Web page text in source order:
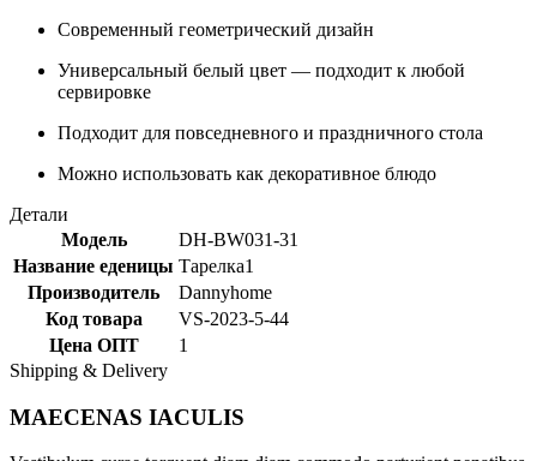
Современный геометрический дизайн
Универсальный белый цвет — подходит к любой
сервировке
Подходит для повседневного и праздничного стола
Можно использовать как декоративное блюдо
Детали
Модель
DH-BW031-31
Название еденицы Тарелка1
Производитель
Dannyhome
Код товара
VS-2023-5-44
Цена ОПТ
1
Shipping & Delivery
MAECENAS IACULIS